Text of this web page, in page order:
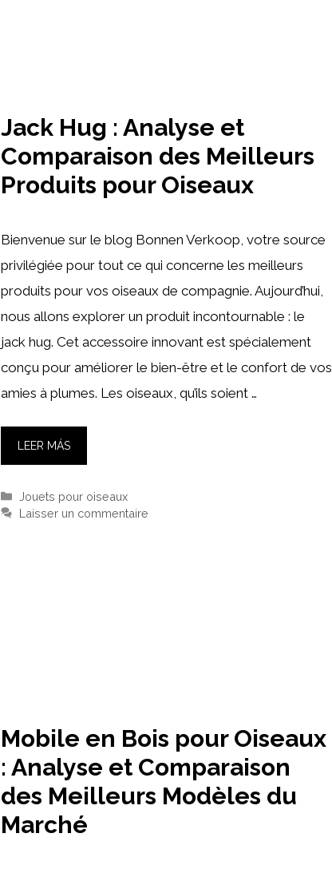
Jack Hug : Analyse et
Comparaison des Meilleurs
Produits pour Oiseaux
Bienvenue sur le blog Bonnen Verkoop, votre source
privilégiée pour tout ce qui concerne les meilleurs
produits pour vos oiseaux de compagnie. Aujourd’hui,
nous allons explorer un produit incontournable : le
jack hug. Cet accessoire innovant est spécialement
conçu pour améliorer le bien-être et le confort de vos
amies à plumes. Les oiseaux, qu’ils soient …
LEER MÁS
Catégories
Jouets pour oiseaux
Laisser un commentaire
Mobile en Bois pour Oiseaux
: Analyse et Comparaison
des Meilleurs Modèles du
Marché